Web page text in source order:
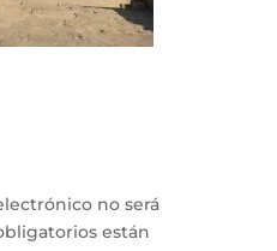
no será
están